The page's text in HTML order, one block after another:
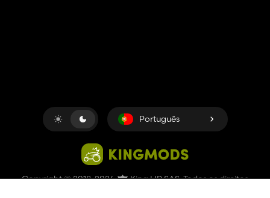
Copyright © 2018-2026 King UP SAS. Todos os direitos
Português